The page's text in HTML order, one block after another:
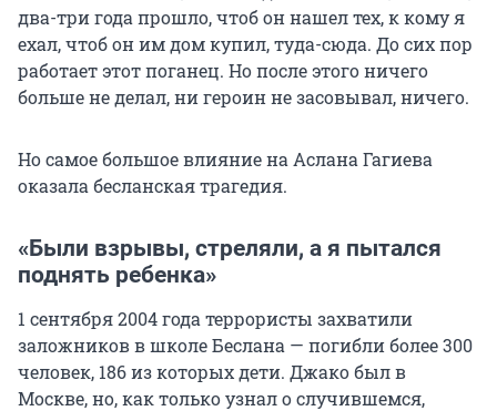
два-три года прошло, чтоб он нашел тех, к кому я
ехал, чтоб он им дом купил, туда-сюда. До сих пор
работает этот поганец. Но после этого ничего
больше не делал, ни героин не засовывал, ничего.
Но самое большое влияние на Аслана Гагиева
оказала бесланская трагедия.
«Были взрывы, стреляли, а я пытался
поднять ребенка»
1 сентября 2004 года террористы захватили
заложников в школе Беслана — погибли более 300
человек, 186 из которых дети. Джако был в
Москве, но, как только узнал о случившемся,